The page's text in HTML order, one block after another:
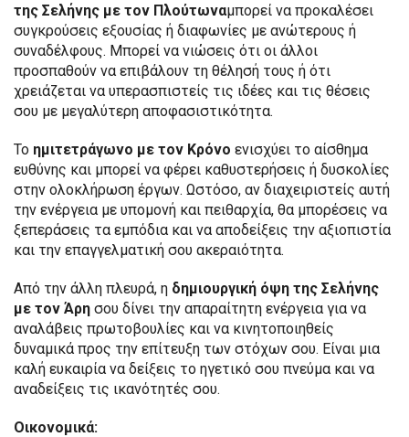
της Σελήνης με τον Πλούτωναμπορεί να προκαλέσει
συγκρούσεις εξουσίας ή διαφωνίες με ανώτερους ή
συναδέλφους. Μπορεί να νιώσεις ότι οι άλλοι
προσπαθούν να επιβάλουν τη θέλησή τους ή ότι
χρειάζεται να υπερασπιστείς τις ιδέες και τις θέσεις
σου με μεγαλύτερη αποφασιστικότητα.
Το ημιτετράγωνο με τον Κρόνο ενισχύει το αίσθημα
ευθύνης και μπορεί να φέρει καθυστερήσεις ή δυσκολίες
στην ολοκλήρωση έργων. Ωστόσο, αν διαχειριστείς αυτή
την ενέργεια με υπομονή και πειθαρχία, θα μπορέσεις να
ξεπεράσεις τα εμπόδια και να αποδείξεις την αξιοπιστία
και την επαγγελματική σου ακεραιότητα.
Από την άλλη πλευρά, η δημιουργική όψη της Σελήνης
με τον Άρη σου δίνει την απαραίτητη ενέργεια για να
αναλάβεις πρωτοβουλίες και να κινητοποιηθείς
δυναμικά προς την επίτευξη των στόχων σου. Είναι μια
καλή ευκαιρία να δείξεις το ηγετικό σου πνεύμα και να
αναδείξεις τις ικανότητές σου.
Οικονομικά: